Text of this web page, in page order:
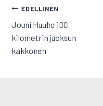
ARTIKKELIEN
SELAUS
EDELLINEN
Jouni Huuho 100
kilometrin juoksun
kakkonen